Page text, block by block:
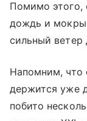
Помимо этого,
дождь и
сильный
Напомним, что
держится уже
побито